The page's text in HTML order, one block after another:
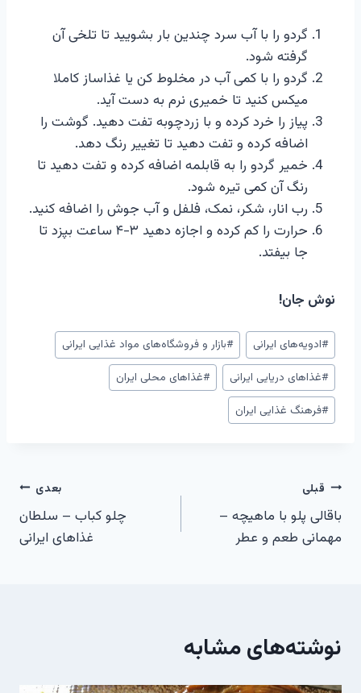
گردو را با آب سرد چندین بار بشویید تا تلخی آن
گرفته شود.
گردو را با کمی آب در مخلوط کن یا غذاساز کاملا
میکس کنید تا خمیری نرم به دست آید.
پیاز را خرد کرده و با زردچوبه تفت دهید. گوشت را
اضافه کرده و تفت دهید تا تغییر رنگ دهد.
خمیر گردو را به قابلمه اضافه کرده و تفت دهید تا
رنگ آن کمی تیره شود.
رب انار، شکر، نمک، فلفل و آب جوش را اضافه کنید.
حرارت را کم کرده و اجازه دهید ۳-۴ ساعت بپزد تا
جا بیفتد.
نوش جان!
برچسب‌های
نوشته:
#ادویه‌های ایرانی #بازار و فروشگاه‌های مواد غذایی ایرانی
#غذاهای دریایی ایرانی #غذاهای محلی ایران
#فرهنگ غذایی ایران
راهبری
نوشته
قبلی
باقالی پلو با ماهیچه –
مهمانی طعم و عطر
بعدی
چلو کباب – سلطان
غذاهای ایرانی
نوشته‌های مشابه